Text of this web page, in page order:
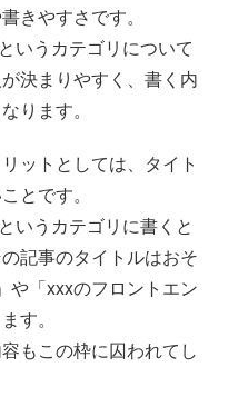
きやすさです。
いうカテゴリについて
決まりやすく、書く内
ります。
ットとしては、タイト
とです。
いうカテゴリに書くと
記事のタイトルはおそ
や「xxxのフロントエン
す。
もこの枠に囚われてし